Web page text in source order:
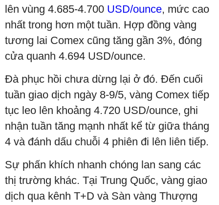
lên vùng 4.685-4.700 USD/ounce, mức cao
nhất trong hơn một tuần. Hợp đồng vàng
tương lai Comex cũng tăng gần 3%, đóng
cửa quanh 4.694 USD/ounce.
Đà phục hồi chưa dừng lại ở đó. Đến cuối
tuần giao dịch ngày 8-9/5, vàng Comex tiếp
tục leo lên khoảng 4.720 USD/ounce, ghi
nhận tuần tăng mạnh nhất kể từ giữa tháng
4 và đánh dấu chuỗi 4 phiên đi lên liên tiếp.
Sự phấn khích nhanh chóng lan sang các
thị trường khác. Tại Trung Quốc, vàng giao
dịch qua kênh T+D và Sàn vàng Thượng